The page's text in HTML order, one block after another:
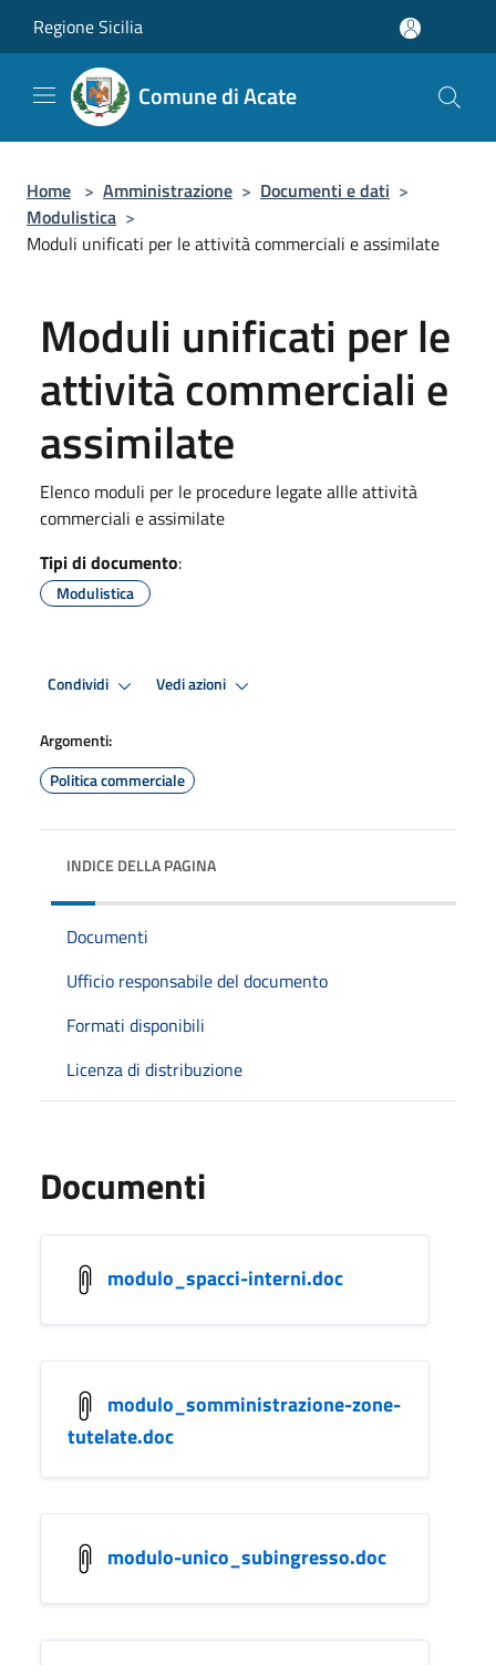
Regione Sicilia
Comune di Acate
Home > Amministrazione > Documenti e dati >
Modulistica >
Moduli unificati per le attività commerciali e assimilate
Moduli unificati per le
attività commerciali e
assimilate
Elenco moduli per le procedure legate allle attività
commerciali e assimilate
Tipi di documento:
Modulistica
Condividi Vedi azioni
Argomenti:
Politica commerciale
INDICE DELLA PAGINA
Documenti
Ufficio responsabile del documento
Formati disponibili
Licenza di distribuzione
Documenti
modulo_spacci-interni.doc
modulo_somministrazione-zone-
tutelate.doc
modulo-unico_subingresso.doc